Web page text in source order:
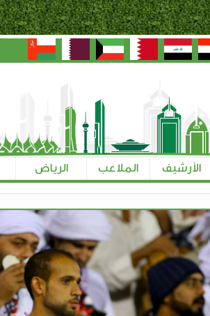
الأرشيف الملاعب الرياض